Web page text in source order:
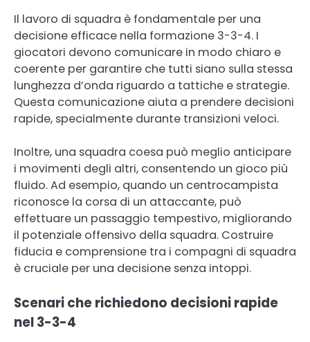
Il lavoro di squadra è fondamentale per una
decisione efficace nella formazione 3-3-4. I
giocatori devono comunicare in modo chiaro e
coerente per garantire che tutti siano sulla stessa
lunghezza d’onda riguardo a tattiche e strategie.
Questa comunicazione aiuta a prendere decisioni
rapide, specialmente durante transizioni veloci.
Inoltre, una squadra coesa può meglio anticipare
i movimenti degli altri, consentendo un gioco più
fluido. Ad esempio, quando un centrocampista
riconosce la corsa di un attaccante, può
effettuare un passaggio tempestivo, migliorando
il potenziale offensivo della squadra. Costruire
fiducia e comprensione tra i compagni di squadra
è cruciale per una decisione senza intoppi.
Scenari che richiedono decisioni rapide
nel 3-3-4